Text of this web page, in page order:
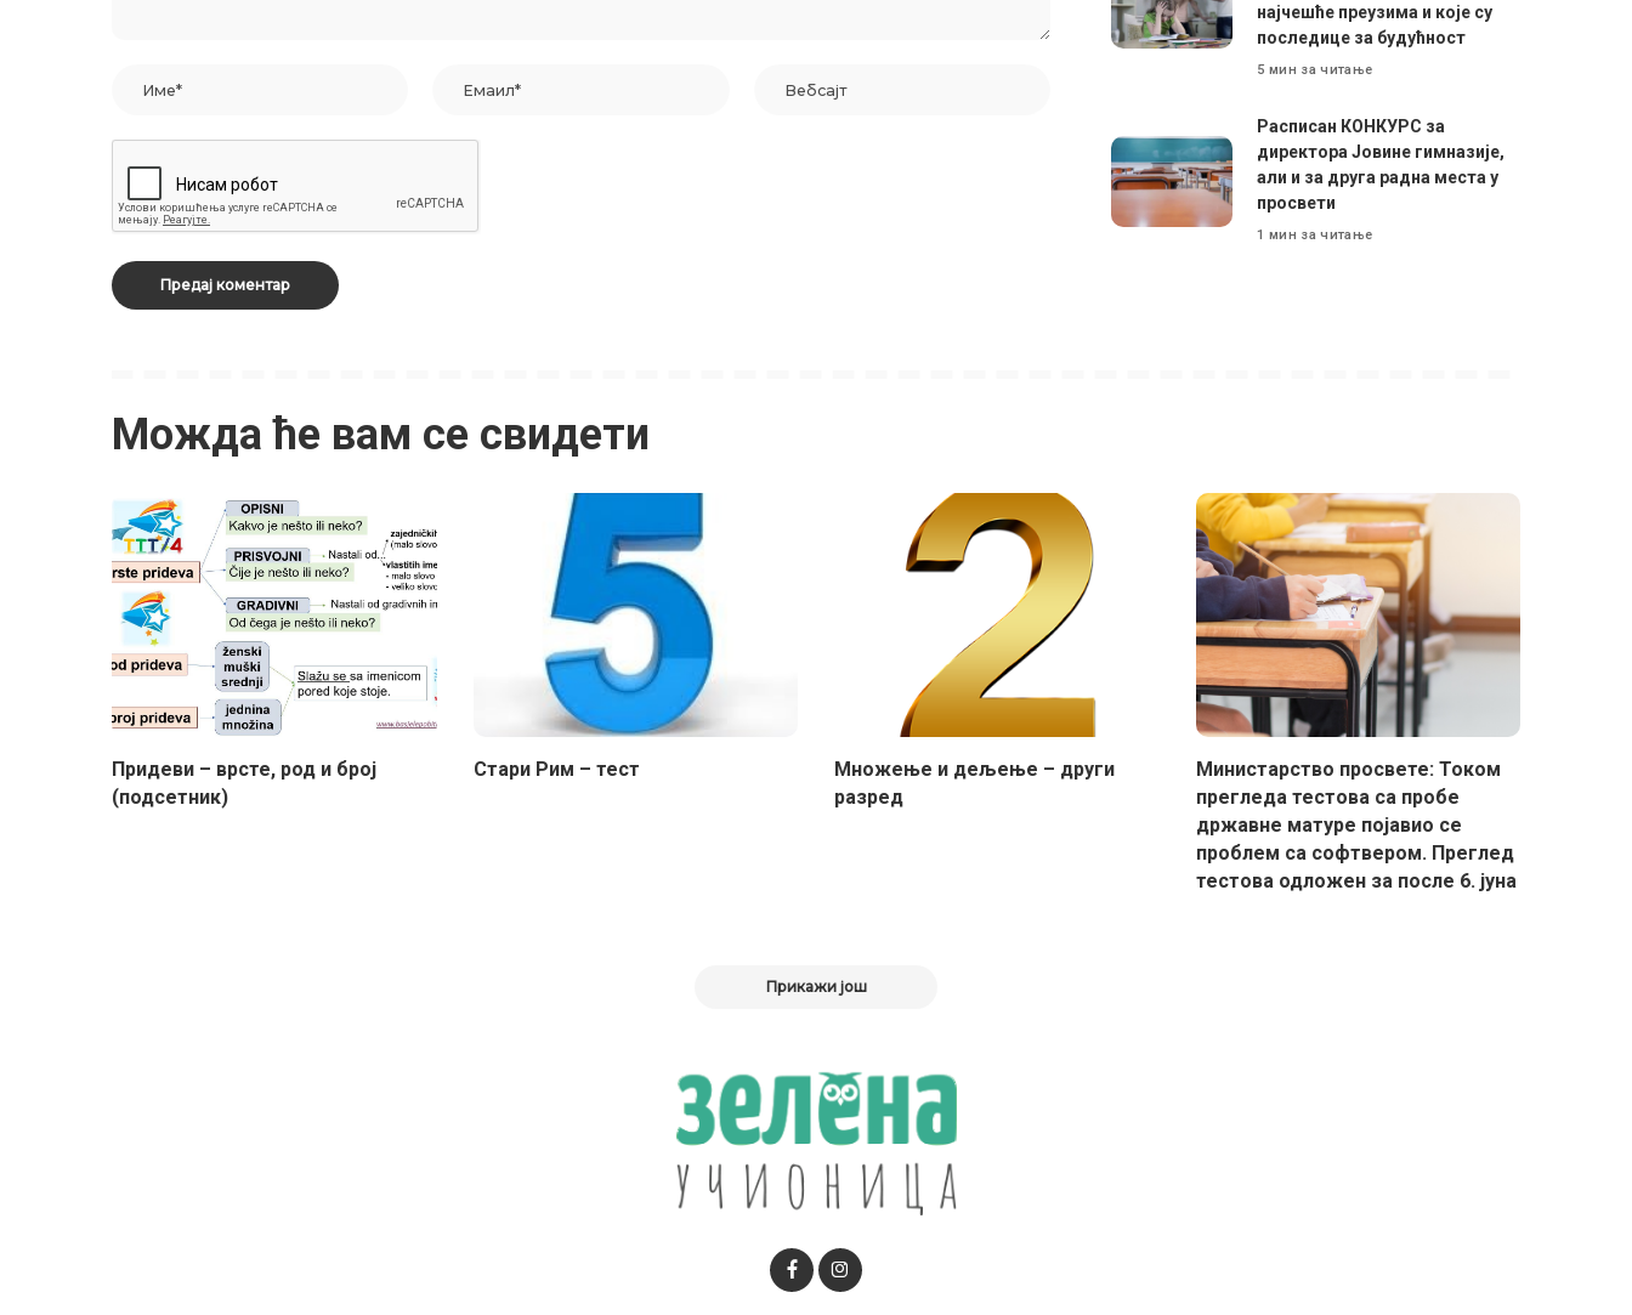
најчешће преузима и које су
последице за будућност
5 мин за читање
Расписан КОНКУРС за
директора Јовине гимназије,
али и за друга радна места у
просвети
1 мин за читање
Можда ће вам се свидети
Придеви – врсте, род и број
(подсетник)
Стари Рим – тест
Mножење и дељење – други
разред
Министарство просвете: Током
прегледа тестова са пробе
државне матуре појавио се
проблем са софтвером. Преглед
тестова одложен за после 6. јуна
Прикажи још